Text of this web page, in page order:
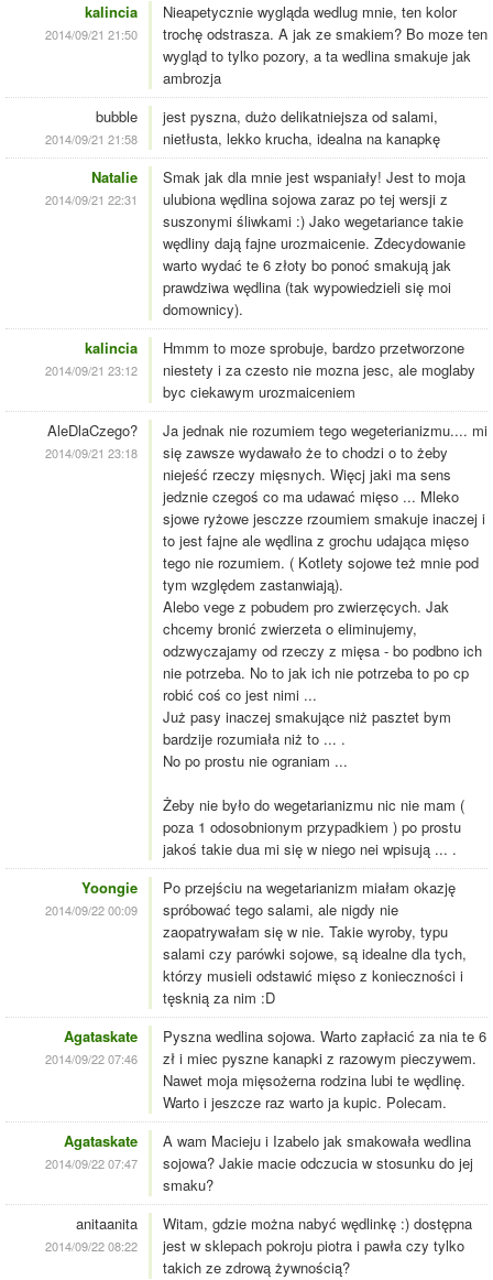
kalincia
2014/09/21 21:50
Nieapetycznie wygląda wedlug mnie, ten kolor
trochę odstrasza. A jak ze smakiem? Bo moze ten
wygląd to tylko pozory, a ta wedlina smakuje jak
ambrozja
bubble
2014/09/21 21:58
jest pyszna, dużo delikatniejsza od salami,
nietłusta, lekko krucha, idealna na kanapkę
Natalie
2014/09/21 22:31
Smak jak dla mnie jest wspaniały! Jest to moja
ulubiona wędlina sojowa zaraz po tej wersji z
suszonymi śliwkami :) Jako wegetariance takie
wędliny dają fajne urozmaicenie. Zdecydowanie
warto wydać te 6 złoty bo ponoć smakują jak
prawdziwa wędlina (tak wypowiedzieli się moi
domownicy).
kalincia
2014/09/21 23:12
Hmmm to moze sprobuje, bardzo przetworzone
niestety i za czesto nie mozna jesc, ale moglaby
byc ciekawym urozmaiceniem
AleDlaCzego?
2014/09/21 23:18
Ja jednak nie rozumiem tego wegeterianizmu.... mi
się zawsze wydawało że to chodzi o to żeby
niejeść rzeczy mięsnych. Więcj jaki ma sens
jedznie czegoś co ma udawać mięso ... Mleko
sjowe ryżowe jesczze rzoumiem smakuje inaczej i
to jest fajne ale wędlina z grochu udająca mięso
tego nie rozumiem. ( Kotlety sojowe też mnie pod
tym względem zastanwiają).
Alebo vege z pobudem pro zwierzęcych. Jak
chcemy bronić zwierzeta o eliminujemy,
odzwyczajamy od rzeczy z mięsa - bo podbno ich
nie potrzeba. No to jak ich nie potrzeba to po cp
robić coś co jest nimi ...
Już pasy inaczej smakujące niż pasztet bym
bardzije rozumiała niż to ... .
No po prostu nie ograniam ...
Żeby nie było do wegetarianizmu nic nie mam (
poza 1 odosobnionym przypadkiem ) po prostu
jakoś takie dua mi się w niego nei wpisują ... .
Yoongie
2014/09/22 00:09
Po przejściu na wegetarianizm miałam okazję
spróbować tego salami, ale nigdy nie
zaopatrywałam się w nie. Takie wyroby, typu
salami czy parówki sojowe, są idealne dla tych,
którzy musieli odstawić mięso z konieczności i
tęsknią za nim :D
Agataskate
2014/09/22 07:46
Pyszna wedlina sojowa. Warto zapłacić za nia te 6
zł i miec pyszne kanapki z razowym pieczywem.
Nawet moja mięsożerna rodzina lubi te wędlinę.
Warto i jeszcze raz warto ja kupic. Polecam.
Agataskate
2014/09/22 07:47
A wam Macieju i Izabelo jak smakowała wedlina
sojowa? Jakie macie odczucia w stosunku do jej
smaku?
anitaanita
2014/09/22 08:22
Witam, gdzie można nabyć wędlinkę :) dostępna
jest w sklepach pokroju piotra i pawła czy tylko
takich ze zdrową żywnością?